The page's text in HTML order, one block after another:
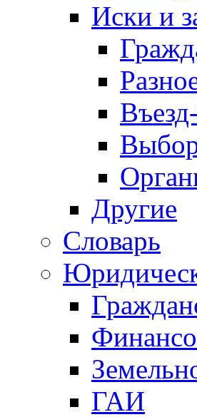
Иски и
Другие
Словарь
ГАИ